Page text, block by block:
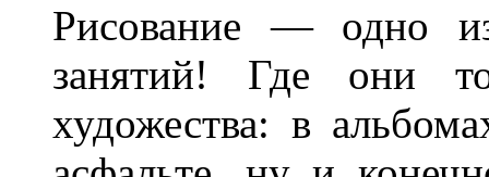
Рисование — одно
занятий! Где они
художества: в